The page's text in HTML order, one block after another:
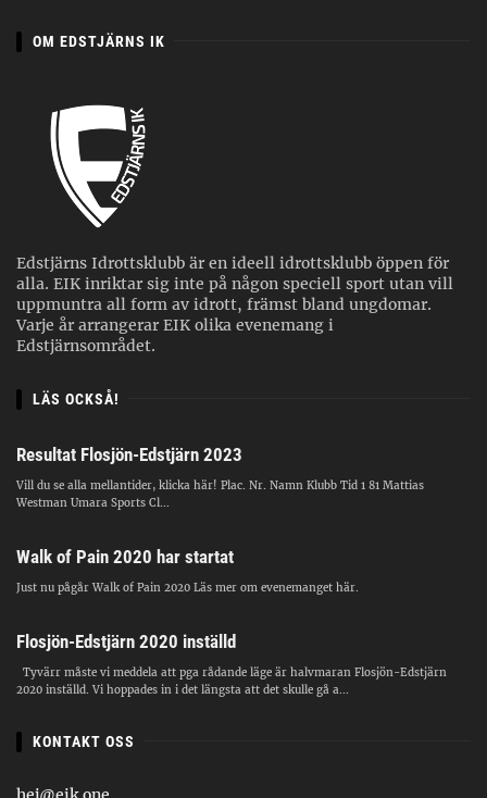
OM EDSTJÄRNS IK
Edstjärns Idrottsklubb är en ideell idrottsklubb öppen för
alla. EIK inriktar sig inte på någon speciell sport utan vill
uppmuntra all form av idrott, främst bland ungdomar.
Varje år arrangerar EIK olika evenemang i
Edstjärnsområdet.
LÄS OCKSÅ!
Resultat Flosjön-Edstjärn 2023
Vill du se alla mellantider, klicka här! Plac. Nr. Namn Klubb Tid 1 81 Mattias
Westman Umara Sports Cl...
Walk of Pain 2020 har startat
Just nu pågår Walk of Pain 2020 Läs mer om evenemanget här.
Flosjön-Edstjärn 2020 inställd
Tyvärr måste vi meddela att pga rådande läge är halvmaran Flosjön-Edstjärn
2020 inställd. Vi hoppades in i det längsta att det skulle gå a...
KONTAKT OSS